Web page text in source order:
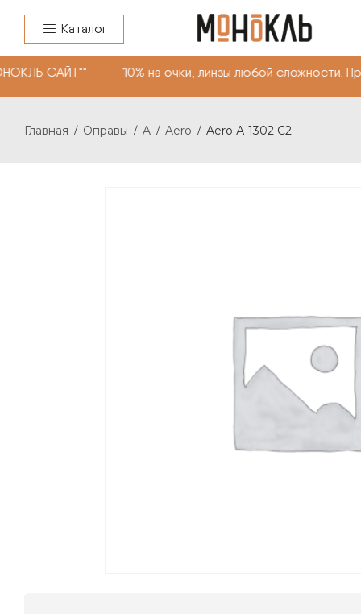
Каталог
САЙТ"" -10% на очки, линзы любой
Главная / Оправы / A / Aero / Aero А-1302 С2